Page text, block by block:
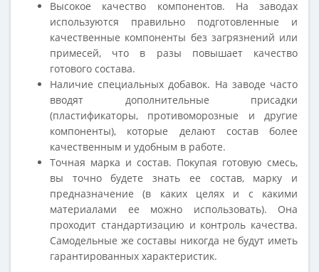
Высокое качество компонентов. На заводах
используются правильно подготовленные и
качественные компоненты без загрязнений или
примесей, что в разы повышает качество
готового состава.
Наличие специальных добавок. На заводе часто
вводят дополнительные присадки
(пластификаторы, противоморозные и другие
компоненты), которые делают состав более
качественным и удобным в работе.
Точная марка и состав. Покупая готовую смесь,
вы точно будете знать ее состав, марку и
предназначение (в каких целях и с какими
материалами ее можно использовать). Она
проходит стандартизацию и контроль качества.
Самодельные же составы никогда не будут иметь
гарантированных характеристик.